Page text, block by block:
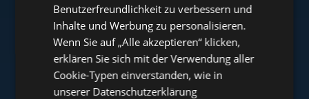
www.towerassistance.com
www.towerconsulting.hu
FRENCH
ITALIAN
SPANISH
RUSSIAN
Benutzerfreundlichkeit zu verbessern und
Inhalte und Werbung zu personalisieren.
Wenn Sie auf „Alle akzeptieren“ klicken,
erklären Sie sich mit der Verwendung aller
Cookie-Typen einverstanden, wie in
unserer Datenschutzerklärung